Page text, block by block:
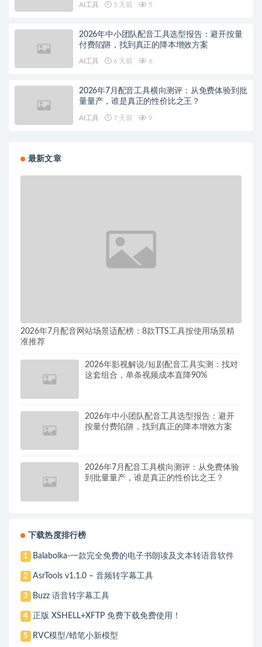
AI工具 5 天前 5
2026年中小团队配音工具选型报告：避开按量
付费陷阱，找到真正的降本增效方案
AI工具 6 天前 6
2026年7月配音工具横向测评：从免费体验到批
量量产，谁是真正的性价比之王？
AI工具 7 天前 9
最新文章
2026年7月配音网站场景适配榜：8款TTS工具按使用场景精
准推荐
2026年影视解说/短剧配音工具实测：找对
这套组合，单条视频成本直降90%
2026年中小团队配音工具选型报告：避开
按量付费陷阱，找到真正的降本增效方案
2026年7月配音工具横向测评：从免费体验
到批量量产，谁是真正的性价比之王？
下载热度排行榜
1 Balabolka-一款完全免费的电子书朗读及文本转语音软件
2 AsrTools v1.1.0 – 音频转字幕工具
3 Buzz 语音转字幕工具
4 正版 XSHELL+XFTP 免费下载免费使用！
5 RVC模型/蜡笔小新模型